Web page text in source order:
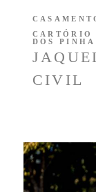
CIVIL
DOS